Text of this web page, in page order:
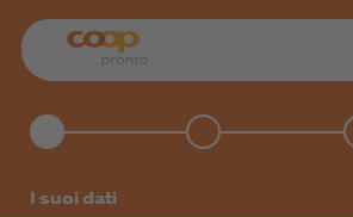
I suoi dati